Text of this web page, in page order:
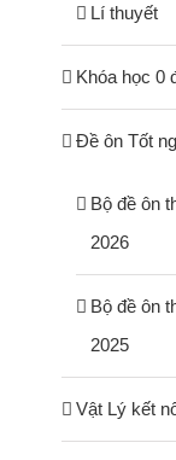
Lí thuyết
Khóa học 0
Đề ôn Tốt
Bộ đề ôn
2026
Bộ đề ôn
2025
Vật Lý kết